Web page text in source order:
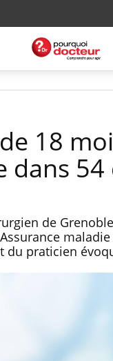
18
dans 54
de
du praticien